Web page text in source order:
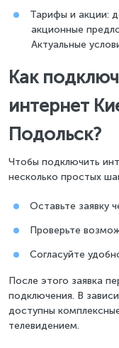
Тарифы и акции:
акционные
Актуальные
Как
интернет
Подольск?
Чтобы подключить
несколько простых
Оставьте заявку
Проверьте
Согласуйте
После этого заявка
подключения. В
доступны
телевидением.